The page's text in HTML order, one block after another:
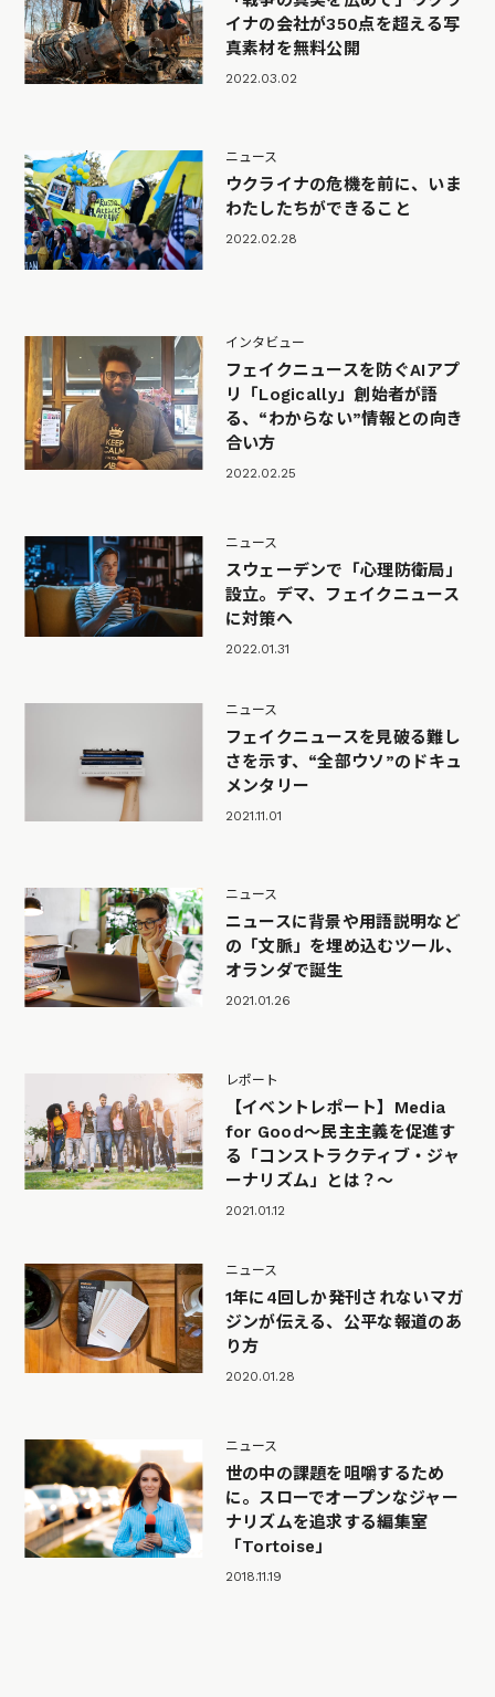
イナの会社が350点を超える写
真素材を無料公開
2022.03.02
ニュース
ウクライナの危機を前に、いま
わたしたちができること
2022.02.28
インタビュー
フェイクニュースを防ぐAIアプ
リ「Logically」創始者が語
る、“わからない”情報との向き
合い方
2022.02.25
ニュース
スウェーデンで「心理防衛局」
設立。デマ、フェイクニュース
に対策へ
2022.01.31
ニュース
フェイクニュースを見破る難し
さを示す、“全部ウソ”のドキュ
メンタリー
2021.11.01
ニュース
ニュースに背景や用語説明など
の「文脈」を埋め込むツール、
オランダで誕生
2021.01.26
レポート
【イベントレポート】Media
for Good～民主主義を促進す
る「コンストラクティブ・ジャ
ーナリズム」とは？～
2021.01.12
ニュース
1年に4回しか発刊されないマガ
ジンが伝える、公平な報道のあ
り方
2020.01.28
ニュース
世の中の課題を咀嚼するため
に。スローでオープンなジャー
ナリズムを追求する編集室
「Tortoise」
2018.11.19